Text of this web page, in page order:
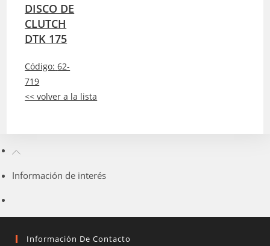
DISCO DE
CLUTCH
DTK 175
Código: 62-
719
<< volver a la lista
Información de interés
Información De Contacto